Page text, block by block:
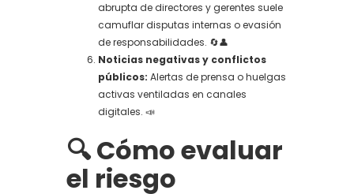
abrupta de directores y gerentes suele
camuflar disputas internas o evasión
de responsabilidades. 🔄👤
Noticias negativas y conflictos
públicos: Alertas de prensa o huelgas
activas ventiladas en canales
digitales. 📣
🔍 Cómo evaluar
el riesgo